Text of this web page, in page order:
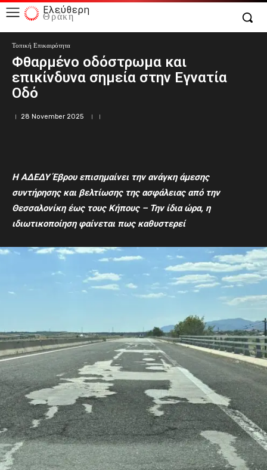
Ελεύθερη
Θράκη
Τοπική Επικαιρότητα
Φθαρμένο οδόστρωμα και
επικίνδυνα σημεία στην Εγνατία
Οδό
28 November 2025
Η ΑΔΕΔΥ Έβρου επισημαίνει την ανάγκη άμεσης
συντήρησης και βελτίωσης της ασφάλειας από την
Θεσσαλονίκη έως τους Κήπους – Την ίδια ώρα, η
ιδιωτικοποίηση φαίνεται πως καθυστερεί